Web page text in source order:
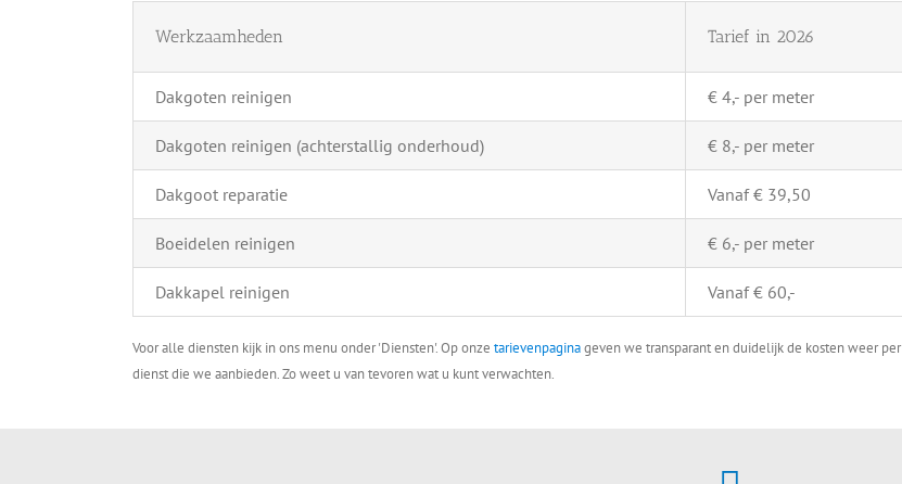
Werkzaamheden Tarief in 2026
Dakgoten reinigen € 4,- per meter
Dakgoten reinigen (achterstallig onderhoud) € 8,- per meter
Dakgoot reparatie Vanaf € 39,50
Boeidelen reinigen € 6,- per meter
Dakkapel reinigen Vanaf € 60,-
Voor alle diensten kijk in ons menu onder 'Diensten'. Op onze tarievenpaginageven we transparant en duidelijk de kosten weer per
dienst die we aanbieden. Zo weet u van tevoren wat u kunt verwachten.